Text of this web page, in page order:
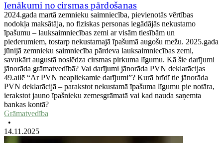
Ienākumi no cirsmas pārdošanas
2024.gada martā zemnieku saimniecība, pievienotās vērtības
nodokļa maksātāja, no fiziskas personas iegādājās nekustamo
īpašumu – lauksaimniecības zemi ar visām tiesībām un
piederumiem, tostarp nekustamajā īpašumā augošu mežu. 2025.gada
jūnijā zemnieku saimniecība pārdeva lauksaimniecības zemi,
savukārt augustā noslēdza cirsmas pirkuma līgumu. Kā šie darījumi
jānorāda grāmatvedībā? Vai darījumi jānorāda PVN deklarācijas
49.ailē “Ar PVN neapliekamie darījumi”? Kurā brīdī tie jānorāda
PVN deklarācijā – parakstot nekustamā īpašuma līgumu pie notāra,
ierakstot jauno īpašnieku zemesgrāmatā vai kad nauda saņemta
bankas kontā?
Grāmatvedība
•
14.11.2025